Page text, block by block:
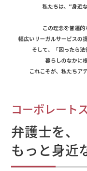
コーポレート
弁護士を、
もっと身近